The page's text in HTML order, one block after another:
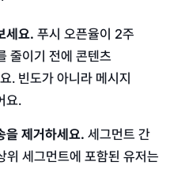
세요. 푸시 오픈율이 2주
줄이기 전에 콘텐츠
. 빈도가 아니라 메시지
요.
을 제거하세요. 세그먼트 간
위 세그먼트에 포함된 유저는